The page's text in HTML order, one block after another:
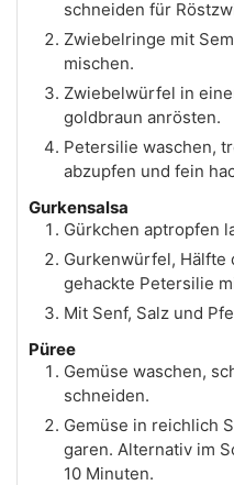
schneiden für
Zwiebelringe mit
mischen.
Zwiebelwürfel in
goldbraun anrösten.
Petersilie waschen,
abzupfen und fein
Gurkensalsa
Gürkchen aptropfen
Gurkenwürfel,
gehackte Petersilie
Mit Senf, Salz und
Püree
Gemüse waschen,
schneiden.
Gemüse in reichlich
garen. Alternativ im
10 Minuten.